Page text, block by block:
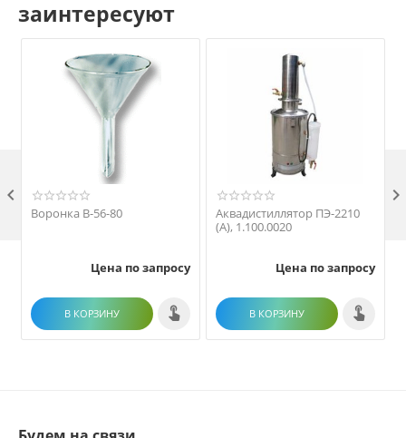
заинтересуют
Воронка В-56-80
Цена по запросу
В КОРЗИНУ
Аквадистиллятор ПЭ-2210
(А), 1.100.0020
Цена по запросу
В КОРЗИНУ
 